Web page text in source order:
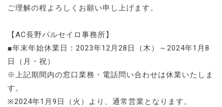
ご理解の程よろしくお願い申し上げます。
【AC長野パルセイロ事務所】
■年末年始休業日：2023年12月28日（木）～2024年1月8
日（月・祝）
※上記期間内の窓口業務・電話問い合わせは休業いたしま
す。
※2024年1月9日（火）より、通常営業となります。